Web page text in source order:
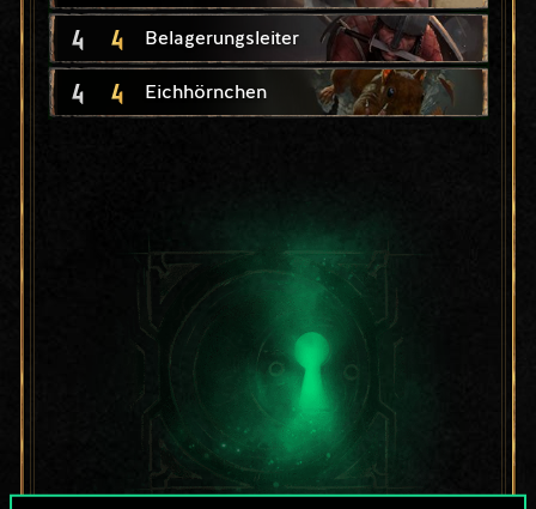
4 4 Belagerungsleiter
4 4 Eichhörnchen